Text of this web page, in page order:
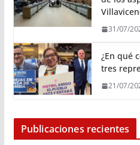
31/07/
¿En qué
tres
21/07/
Publicaciones recientes